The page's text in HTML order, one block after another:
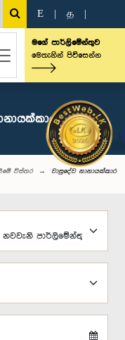
E த
මගේ පාර්ලිමේන්තුව
මෙතැනින් පිවිසෙන්න
මහතා,
විස්තර වාසුදේව නානායක්කාර